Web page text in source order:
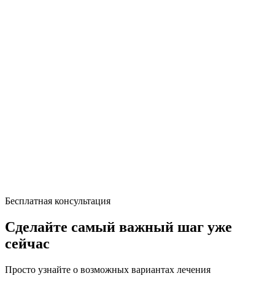
Бесплатная консультация
Сделайте самый важный шаг уже
сейчас
Просто узнайте о возможных вариантах лечения